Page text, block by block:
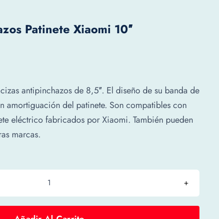
Patinete Xiaomi 10″
antipinchazos de 8,5″. El diseño de su banda de
amortiguación del patinete. Son compatibles con
eléctrico fabricados por Xiaomi. También pueden
marcas.
Ruedas
patinete